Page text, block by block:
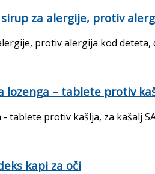
za alergije, protiv
protiv alergija kod
– tablete protiv
protiv kašlja, za kašalj
kapi za oči